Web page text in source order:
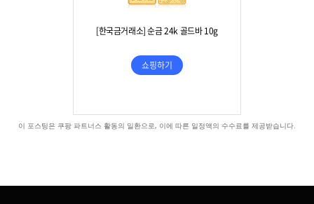
이 포스팅은 쿠팡 파트너스 활동의 일환으로, 이에 따른 일정액의 수수료를 제공받습니다.